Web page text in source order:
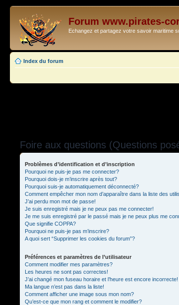
Forum www.pirates-
Echangez et partagez votre savoir maritime
Index du forum
Foire aux questions (Questions
Problèmes d’identification et d’inscription
Pourquoi ne puis-je pas me connecter?
Pourquoi dois-je m’inscrire après tout?
Pourquoi suis-je automatiquement déconnecté?
Comment empêcher mon nom d’apparaître dans la liste des
J’ai perdu mon mot de passe!
Je suis enregistré mais je ne peux pas me connecter!
Je me suis enregistré par le passé mais je ne peux plus me
Que signifie COPPA?
Pourquoi ne puis-je pas m’inscrire?
A quoi sert “Supprimer les cookies du forum”?
Préférences et paramètres de l’utilisateur
Comment modifier mes paramètres?
Les heures ne sont pas correctes!
J’ai changé mon fuseau horaire et l’heure est encore incorrecte!
Ma langue n’est pas dans la liste!
Comment afficher une image sous mon nom?
Qu’est-ce que mon rang et comment le modifier?